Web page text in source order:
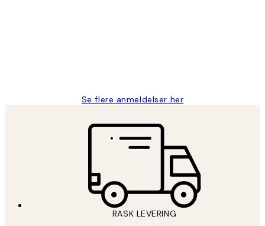
Se flere anmeldelser her
RASK LEVERING